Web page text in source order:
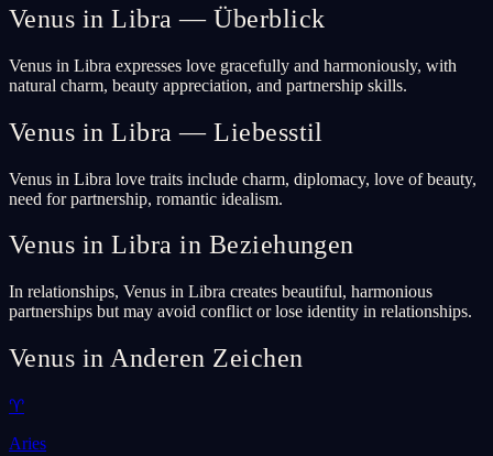
Venus in Libra — Überblick
Venus in Libra expresses love gracefully and harmoniously, with
natural charm, beauty appreciation, and partnership skills.
Venus in Libra — Liebesstil
Venus in Libra love traits include charm, diplomacy, love of beauty,
need for partnership, romantic idealism.
Venus in Libra in Beziehungen
In relationships, Venus in Libra creates beautiful, harmonious
partnerships but may avoid conflict or lose identity in relationships.
Venus in Anderen Zeichen
♈
Aries